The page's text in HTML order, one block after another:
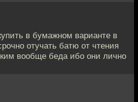
в бумажном варианте в
отучать батю от чтения
вообще беда ибо они лично